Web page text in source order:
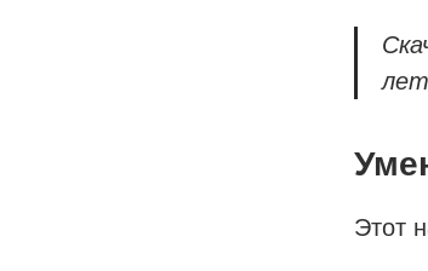
лет
Этот